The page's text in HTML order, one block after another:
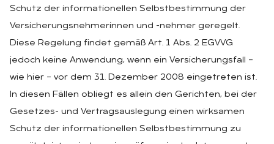
Schutz der informationellen Selbstbestimmung der
Versicherungsnehmerinnen und -nehmer geregelt.
Diese Regelung findet gemäß Art. 1 Abs. 2 EGVVG
jedoch keine Anwendung, wenn ein Versicherungsfall –
wie hier – vor dem 31. Dezember 2008 eingetreten ist.
In diesen Fällen obliegt es allein den Gerichten, bei der
Gesetzes- und Vertragsauslegung einen wirksamen
Schutz der informationellen Selbstbestimmung zu